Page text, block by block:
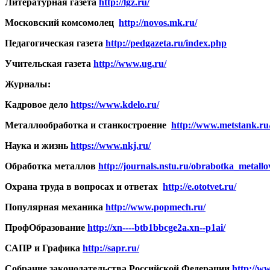
Литературная газета http://lgz.ru/
Московский комсомолец http://novos.mk.ru/
Педагогическая газета http://pedgazeta.ru/index.php
Учительская газета http://www.ug.ru/
Журналы:
Кадровое дело https://www.kdelo.ru/
Металлообработка и станкостроение http://
Наука и жизнь https://www.nkj.ru/
Обработка металлов http://journals.nstu.ru/
Охрана труда в вопросах и ответах http://e.ototvet.ru/
Популярная механика http://www.popmech.ru/
ПрофОбразование http://xn----btb1bbcge2a.xn--p1ai/
САПР и Графика http://sapr.ru/